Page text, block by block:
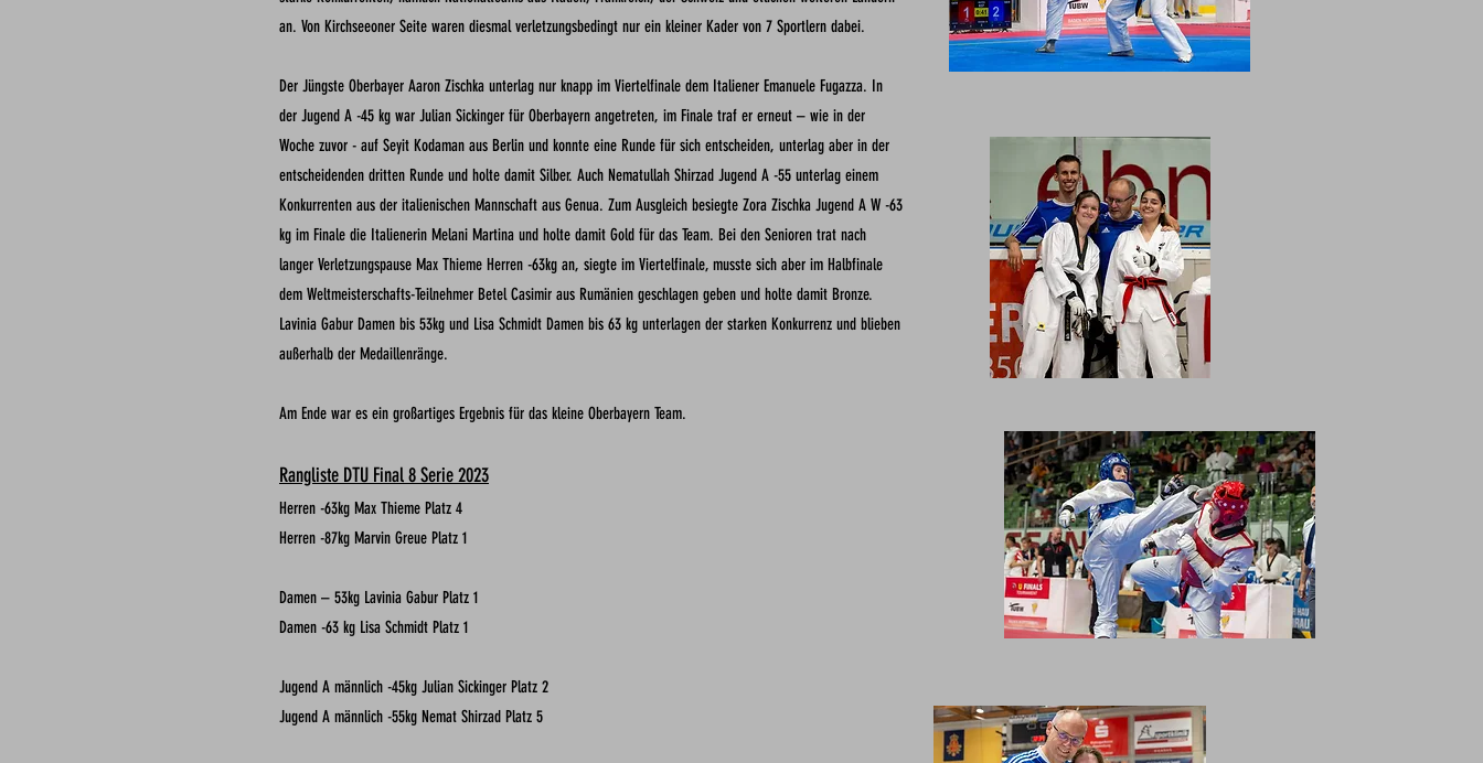
an. Von Kirchseeoner Seite waren diesmal verletzungsbedingt nur ein kleiner Kader von 7 Sportlern dabei.
Der Jüngste Oberbayer Aaron Zischka unterlag nur knapp im Viertelfinale dem Italiener Emanuele Fugazza. In
der Jugend A -45 kg war Julian Sickinger für Oberbayern angetreten, im Finale traf er erneut – wie in der
Woche zuvor - auf Seyit Kodaman aus Berlin und konnte eine Runde für sich entscheiden, unterlag aber in der
entscheidenden dritten Runde und holte damit Silber. Auch Nematullah Shirzad Jugend A -55 unterlag einem
Konkurrenten aus der italienischen Mannschaft aus Genua. Zum Ausgleich besiegte Zora Zischka Jugend A W -63
kg im Finale die Italienerin Melani Martina und holte damit Gold für das Team. Bei den Senioren trat nach
langer Verletzungspause Max Thieme Herren -63kg an, siegte im Viertelfinale, musste sich aber im Halbfinale
dem Weltmeisterschafts-Teilnehmer Betel Casimir aus Rumänien geschlagen geben und holte damit Bronze.
Lavinia Gabur Damen bis 53kg und Lisa Schmidt Damen bis 63 kg unterlagen der starken Konkurrenz und blieben
außerhalb der Medaillenränge.
Am Ende war es ein großartiges Ergebnis für das kleine Oberbayern Team.
Rangliste DTU Final 8 Serie 2023
Herren -63kg Max Thieme Platz 4
Herren -87kg Marvin Greue Platz 1
Damen – 53kg Lavinia Gabur Platz 1
Damen -63 kg Lisa Schmidt Platz 1
Jugend A männlich -45kg Julian Sickinger Platz 2
Jugend A männlich -55kg Nemat Shirzad Platz 5